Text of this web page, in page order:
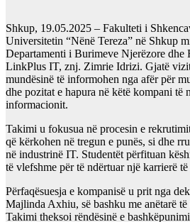
Shkup, 19.05.2025 – Fakulteti i
Universitetin “Nënë Tereza” në Shkup
Departamenti i Burimeve Njerëzore dhe
LinkPlus IT, znj. Zimrie Idrizi. Gjatë
mundësinë të informohen nga afër për
dhe pozitat e hapura në këtë kompani të
informacionit.
Takimi u fokusua në procesin e
që kërkohen në tregun e punës, si dhe
në industrinë IT. Studentët përfituan
të vlefshme për të ndërtuar një karrierë të
Përfaqësuesja e kompanisë u prit nga
Majlinda Axhiu, së bashku me anëtarë
Takimi theksoi rëndësinë e